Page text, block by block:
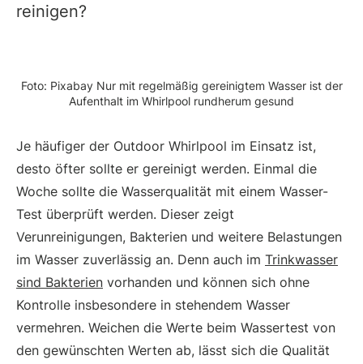
reinigen?
Foto: Pixabay Nur mit regelmäßig gereinigtem Wasser ist der
Aufenthalt im Whirlpool rundherum gesund
Je häufiger der Outdoor Whirlpool im Einsatz ist,
desto öfter sollte er gereinigt werden. Einmal die
Woche sollte die Wasserqualität mit einem Wasser-
Test überprüft werden. Dieser zeigt
Verunreinigungen, Bakterien und weitere Belastungen
im Wasser zuverlässig an. Denn auch im Trinkwasser
sind Bakterien vorhanden und können sich ohne
Kontrolle insbesondere in stehendem Wasser
vermehren. Weichen die Werte beim Wassertest von
den gewünschten Werten ab, lässt sich die Qualität